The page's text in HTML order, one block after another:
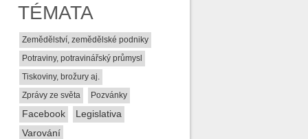
TÉMATA
Zemědělství, zemědělské podniky
Potraviny, potravinářský průmysl
Tiskoviny, brožury aj.
Zprávy ze světa
Pozvánky
Facebook
Legislativa
Varování